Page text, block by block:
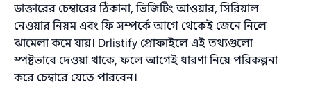
ডাক্তারের চেম্বারের ঠিকানা, ভিজিটিং আওয়ার, সিরিয়াল
নেওয়ার নিয়ম এবং ফি সম্পর্কে আগে থেকেই জেনে নিলে
ঝামেলা কমে যায়। Drlistify প্রোফাইলে এই তথ্যগুলো
স্পষ্টভাবে দেওয়া থাকে, ফলে আগেই ধারণা নিয়ে পরিকল্পনা
করে চেম্বারে যেতে পারবেন।